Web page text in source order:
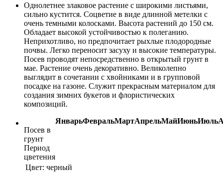
Однолетнее злаковое растение с широкими листьями,
сильно кустится. Соцветие в виде длинной метелки с
очень темными колосками. Высота растений до 150 см.
Обладает высокой устойчивостью к полеганию.
Неприхотливо, но предпочитает рыхлые плодородные
почвы. Легко переносит засуху и высокие температуры.
Посев проводят непосредственно в открытый грунт в
мае. Растение очень декоративно. Великолепно
выглядит в сочетании с хвойниками и в групповой
посадке на газоне. Служит прекрасным материалом для
создания зимних букетов и флористических
композиций.
ЯнварьФевральМартАпрельМайИюньИюль
Посев в
грунт
Период
цветения
Цвет: черный